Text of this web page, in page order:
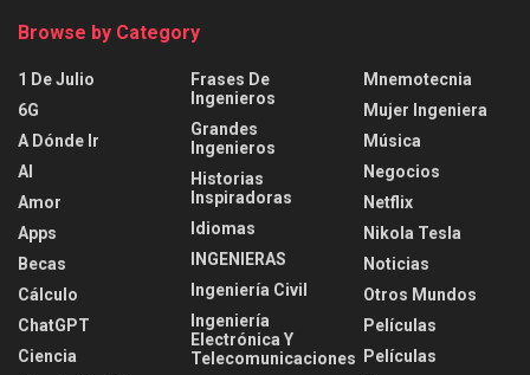
Browse by Category
1 De Julio
6G
A Dónde Ir
AI
Amor
Apps
Becas
Cálculo
ChatGPT
Ciencia
Frases De
Ingenieros
Grandes
Ingenieros
Historias
Inspiradoras
Idiomas
INGENIERAS
Ingeniería Civil
Ingeniería
Electrónica Y
Telecomunicaciones
Mnemotecnia
Mujer Ingeniera
Música
Negocios
Netflix
Nikola Tesla
Noticias
Otros Mundos
Películas
Películas